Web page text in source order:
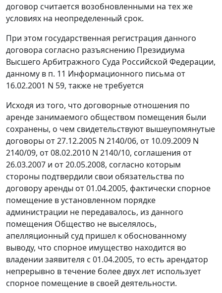
договор считается возобновленными на тех же
условиях на неопределенный срок.
При этом государственная регистрация данного
договора согласно разъяснению Президиума
Высшего Арбитражного Суда Российской Федерации,
данному в п. 11 Информационного письма от
16.02.2001 N 59, также не требуется
Исходя из того, что договорные отношения по
аренде занимаемого обществом помещения были
сохранены, о чем свидетельствуют вышеупомянутые
договоры от 27.12.2005 N 2140/06, от 10.09.2009 N
2140/09, от 08.02.2010 N 2140/10, соглашения от
26.03.2007 и от 20.05.2008, согласно которым
стороны подтвердили свои обязательства по
договору аренды от 01.04.2005, фактически спорное
помещение в установленном порядке
администрации не передавалось, из данного
помещения Общество не выселялось,
апелляционный суд пришел к обоснованному
выводу, что спорное имущество находится во
владении заявителя с 01.04.2005, то есть арендатор
непрерывно в течение более двух лет использует
спорное помещение в своей деятельности.